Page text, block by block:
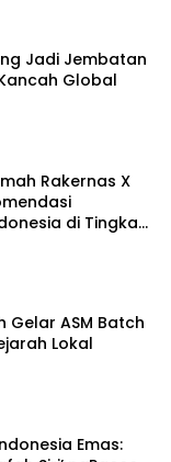
Jadi Jembatan
Global
Rakernas X
di Tingkat
Gelar ASM Batch
Lokal
Emas: